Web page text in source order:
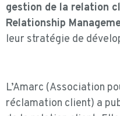
gestion de la relation
Relationship
leur stratégie de
L’Amarc (Association
réclamation client) a